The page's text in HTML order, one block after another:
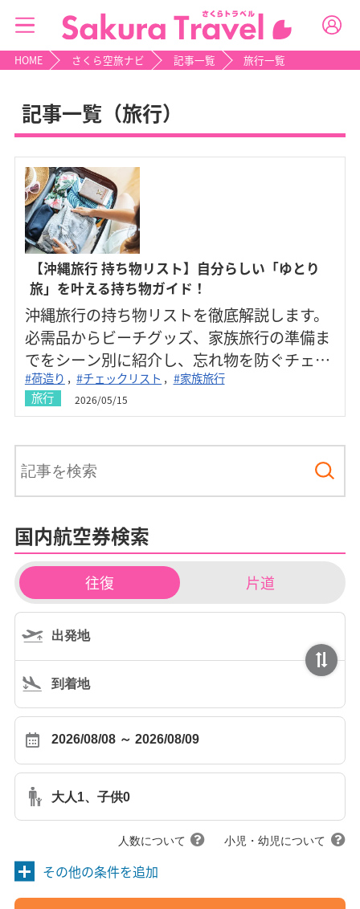
HOME さくら空旅ナビ 記事一覧 旅行一覧
記事一覧（旅行）
旅行 2026/05/15
【沖縄旅行 持ち物リスト】自分らしい「ゆとり
旅」を叶える持ち物ガイド！
沖縄旅行の持ち物リストを徹底解説します。
必需品からビーチグッズ、家族旅行の準備ま
でをシーン別に紹介し、忘れ物を防ぐチェッ
クリスト付きで初めての沖縄旅行でも安心し
て出発できます。
#荷造り #チェックリスト #家族旅行
国内航空券検索
チ
ケ
ッ
ト
イ
プ
往復 片道
大人1、子供0
人数について 小児・幼児について
その他の条件を追加